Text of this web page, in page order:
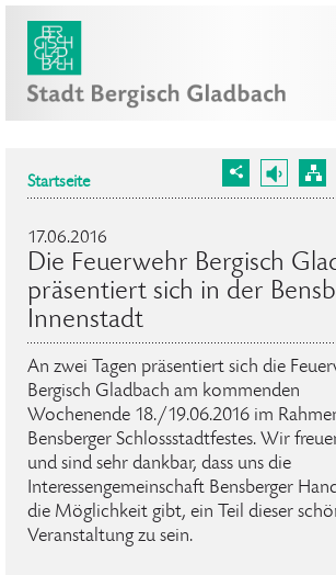
Startseite
17.06.2016
Die Feuerwehr Bergisch
präsentiert sich in der
Innenstadt
An zwei Tagen präsentiert sich die
Bergisch Gladbach am kommenden
Wochenende 18./19.06.2016 im
Bensberger Schlossstadtfestes. Wir
und sind sehr dankbar, dass uns die
Interessengemeinschaft Bensberger
die Möglichkeit gibt, ein Teil dieser
Veranstaltung zu sein.